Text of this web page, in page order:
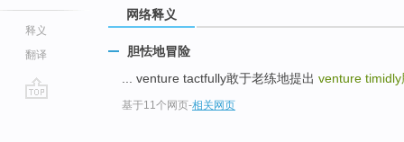
释义
翻译
网络释义
胆怯地冒险
... venture tactfully敢于老练地提出 venture timidly
基于11个网页-相关网页